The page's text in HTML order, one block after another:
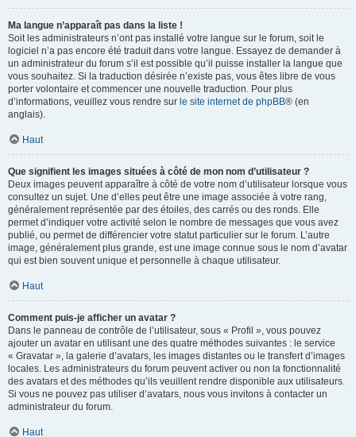
Ma langue n’apparaît pas dans la liste !
Soit les administrateurs n’ont pas installé votre langue sur le forum, soit le
logiciel n’a pas encore été traduit dans votre langue. Essayez de demander à
un administrateur du forum s’il est possible qu’il puisse installer la langue que
vous souhaitez. Si la traduction désirée n’existe pas, vous êtes libre de vous
porter volontaire et commencer une nouvelle traduction. Pour plus
d’informations, veuillez vous rendre sur le site internet de phpBB® (en
anglais).
Haut
Que signifient les images situées à côté de mon nom d’utilisateur ?
Deux images peuvent apparaître à côté de votre nom d’utilisateur lorsque vous
consultez un sujet. Une d’elles peut être une image associée à votre rang,
généralement représentée par des étoiles, des carrés ou des ronds. Elle
permet d’indiquer votre activité selon le nombre de messages que vous avez
publié, ou permet de différencier votre statut particulier sur le forum. L’autre
image, généralement plus grande, est une image connue sous le nom d’avatar
qui est bien souvent unique et personnelle à chaque utilisateur.
Haut
Comment puis-je afficher un avatar ?
Dans le panneau de contrôle de l’utilisateur, sous « Profil », vous pouvez
ajouter un avatar en utilisant une des quatre méthodes suivantes : le service
« Gravatar », la galerie d’avatars, les images distantes ou le transfert d’images
locales. Les administrateurs du forum peuvent activer ou non la fonctionnalité
des avatars et des méthodes qu’ils veuillent rendre disponible aux utilisateurs.
Si vous ne pouvez pas utiliser d’avatars, nous vous invitons à contacter un
administrateur du forum.
Haut